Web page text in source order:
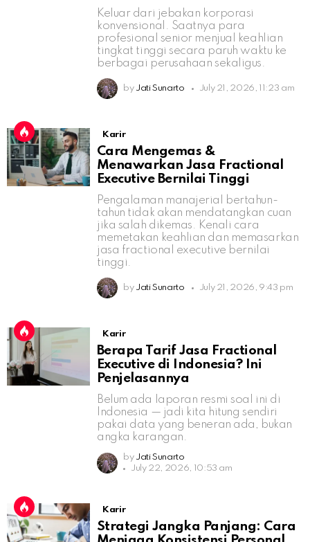
Keluar dari jebakan korporasi
konvensional. Saatnya para
profesional senior menjual keahlian
tingkat tinggi secara paruh waktu ke
berbagai perusahaan sekaligus.
by Jati Sunarto July 21, 2026, 11:23 am
Karir
Cara Mengemas &
Menawarkan Jasa Fractional
Executive Bernilai Tinggi
Pengalaman manajerial bertahun-
tahun tidak akan mendatangkan cuan
jika salah dikemas. Kenali cara
memetakan keahlian dan memasarkan
jasa fractional executive bernilai
tinggi.
by Jati Sunarto July 21, 2026, 9:43 pm
Karir
Berapa Tarif Jasa Fractional
Executive di Indonesia? Ini
Penjelasannya
Belum ada laporan resmi soal ini di
Indonesia — jadi kita hitung sendiri
pakai data yang beneran ada, bukan
angka karangan.
by Jati Sunarto
July 22, 2026, 10:53 am
Karir
Strategi Jangka Panjang: Cara